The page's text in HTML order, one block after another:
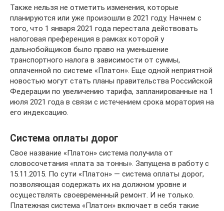
Также нельзя не отметить изменения, которые
планируются или уже произошли в 2021 году. Начнем с
того, что 1 января 2021 года перестала действовать
налоговая преференция в рамках которой у
дальнобойщиков было право на уменьшение
транспортного налога в зависимости от суммы,
оплаченной по системе «Платон». Еще одной неприятной
новостью могут стать планы правительства Российской
Федерации по увеличению тарифа, запланированные на 1
июля 2021 года в связи с истечением срока моратория на
его индексацию.
Система оплаты дорог
Свое название «Платон» система получила от
словосочетания «плата за тонны». Запущена в работу с
15.11.2015. По сути «Платон» — система оплаты дорог,
позволяющая содержать их на должном уровне и
осуществлять своевременный ремонт. И не только.
Платежная система «Платон» включает в себя такие